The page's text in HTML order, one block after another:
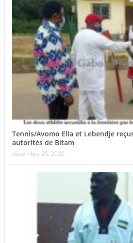
Tennis/Avomo Ella et Lebendje
autorités de Bitam
décembre 25, 2020